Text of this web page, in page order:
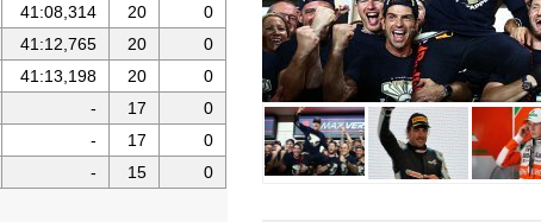
41:08,314 20
0
41:12,765 20
0
41:13,198 20
0
- 17
0
- 17
0
- 15 0